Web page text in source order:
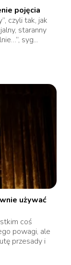
pojęcia
czyli tak, jak
staranny
syg...
używać
coś
powagi, ale
przesady i